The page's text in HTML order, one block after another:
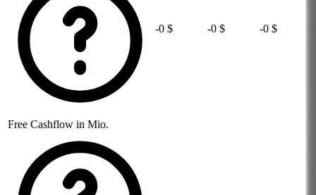
-0 $ -0 $ -0 $
Free Cashflow in Mio.